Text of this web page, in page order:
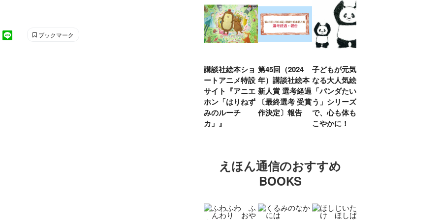
ブックマーク
講談社絵本ショ
ートアニメ特設
サイト『アニエ
ホン「はりねず
みのルーチ
カ」』
第45回（2024
年）講談社絵本
新人賞 選考経過
〔最終選考 受賞
作決定〕報告
子どもが元気に
なる大人気絵本
「パンダたいそ
う」シリーズ
で、心も体もす
こやかに！
えほん通信のおすすめ
BOOKS